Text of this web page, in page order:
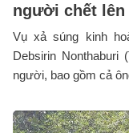
người chết lên
Vụ xả súng kinh
Debsirin
người, bao gồm cả